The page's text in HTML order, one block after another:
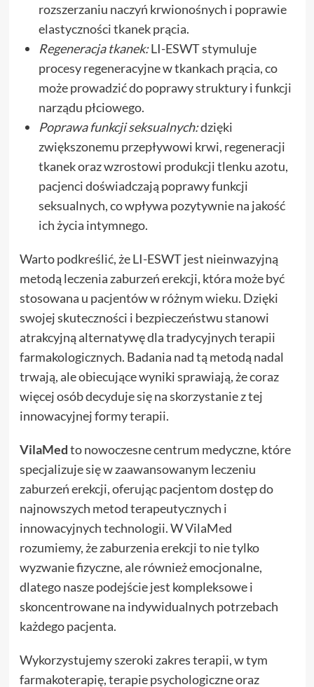
rozszerzaniu naczyń krwionośnych i poprawie
elastyczności tkanek prącia.
Regeneracja tkanek:LI-ESWT stymuluje
procesy regeneracyjne w tkankach prącia, co
może prowadzić do poprawy struktury i funkcji
narządu płciowego.
Poprawa funkcji seksualnych:dzięki
zwiększonemu przepływowi krwi, regeneracji
tkanek oraz wzrostowi produkcji tlenku azotu,
pacjenci doświadczają poprawy funkcji
seksualnych, co wpływa pozytywnie na jakość
ich życia intymnego.
Warto podkreślić, że LI-ESWT jest nieinwazyjną
metodą leczenia zaburzeń erekcji, która może być
stosowana u pacjentów w różnym wieku. Dzięki
swojej skuteczności i bezpieczeństwu stanowi
atrakcyjną alternatywę dla tradycyjnych terapii
farmakologicznych. Badania nad tą metodą nadal
trwają, ale obiecujące wyniki sprawiają, że coraz
więcej osób decyduje się na skorzystanie z tej
innowacyjnej formy terapii.
VilaMedto nowoczesne centrum medyczne, które
specjalizuje się w zaawansowanym leczeniu
zaburzeń erekcji, oferując pacjentom dostęp do
najnowszych metod terapeutycznych i
innowacyjnych technologii. W VilaMed
rozumiemy, że zaburzenia erekcji to nie tylko
wyzwanie fizyczne, ale również emocjonalne,
dlatego nasze podejście jest kompleksowe i
skoncentrowane na indywidualnych potrzebach
każdego pacjenta.
Wykorzystujemy szeroki zakres terapii, w tym
farmakoterapię, terapie psychologiczne oraz